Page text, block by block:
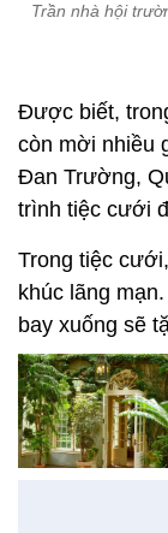
Trần nhà hội
Được biết,
còn mời nhiều
Đan Trường,
trình tiệc cưới
Trong tiệc
khúc lãng
bay xuống sẽ